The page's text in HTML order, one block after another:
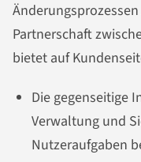
Partnerschaft
bietet auf
Die gegenseitige
Verwaltung und
Nutzeraufgaben